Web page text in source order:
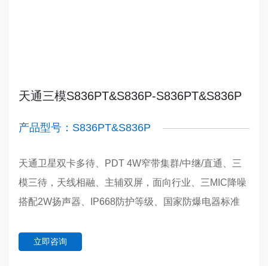
天通三模S836PT&S836P-S836PT&S836P
产品型号：S836PT&S836P
天通卫星双卡多待、PDT 4W窄带集群/中继/直通、三
模三待，天线相融、主辅双屏，面向行业、三MIC降噪
搭配2W扬声器、IP668防护等级、国家防爆电器标准
立即咨询